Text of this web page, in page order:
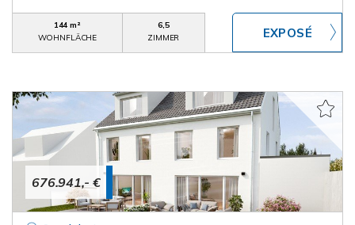
144 m²
WOHNFLÄCHE
6,5
ZIMMER
676.941,- €